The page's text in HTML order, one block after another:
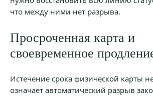
что между ними нет разрыва.
Просроченная карта и
своевременное
Истечение срока физической карты
означает автоматический разрыв